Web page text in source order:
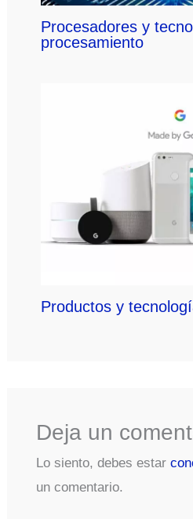
Procesadores y
procesamiento
Productos y
Deja un
Lo siento, debes estar
un comentario.